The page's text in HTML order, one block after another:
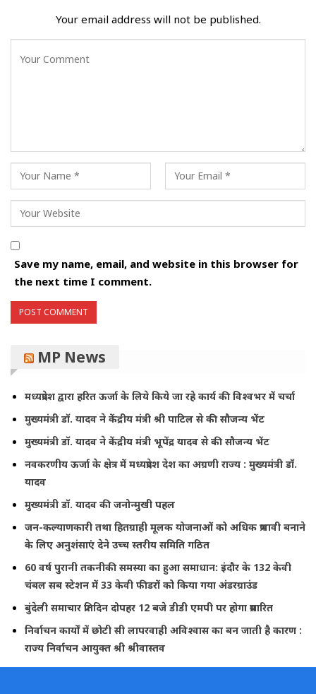
Your email address will not be published.
Save my name, email, and website in this browser for
the next time I comment.
MP News
मध्यप्रदेश द्वारा हरित ऊर्जा के लिये किये जा रहे कार्य की विश्वभर में चर्चा
मुख्यमंत्री डॉ. यादव ने केंद्रीय मंत्री श्री पाटिल से की सौजन्य भेंट
मुख्यमंत्री डॉ. यादव ने केंद्रीय मंत्री भूपेंद्र यादव से की सौजन्य भेंट
नवकरणीय ऊर्जा के क्षेत्र में मध्यप्रदेश देश का अग्रणी राज्य : मुख्यमंत्री डॉ.
यादव
मुख्यमंत्री डॉ. यादव की जनोन्मुखी पहल
जन-कल्याणकारी तथा हितग्राही मूलक योजनाओं को अधिक प्रभावी बनाने
के लिए अनुशंसाएं देने उच्च स्तरीय समिति गठित
60 वर्ष पुरानी तकनीकी समस्या का हुआ समाधान: इंदौर के 132 केवी
चंबल सब स्टेशन में 33 केवी फीडरों को किया गया अंडरग्राउंड
बुंदेली समाचार प्रतिदिन दोपहर 12 बजे डीडी एमपी पर होगा प्रसारित
निर्वाचन कार्यों में छोटी सी लापरवाही अविश्वास का बन जाती है कारण :
राज्य निर्वाचन आयुक्त श्री श्रीवास्तव